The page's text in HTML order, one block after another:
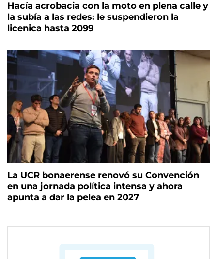
Hacía acrobacia con la moto en plena calle y
la subía a las redes: le suspendieron la
licenica hasta 2099
La UCR bonaerense renovó su Convención
en una jornada política intensa y ahora
apunta a dar la pelea en 2027